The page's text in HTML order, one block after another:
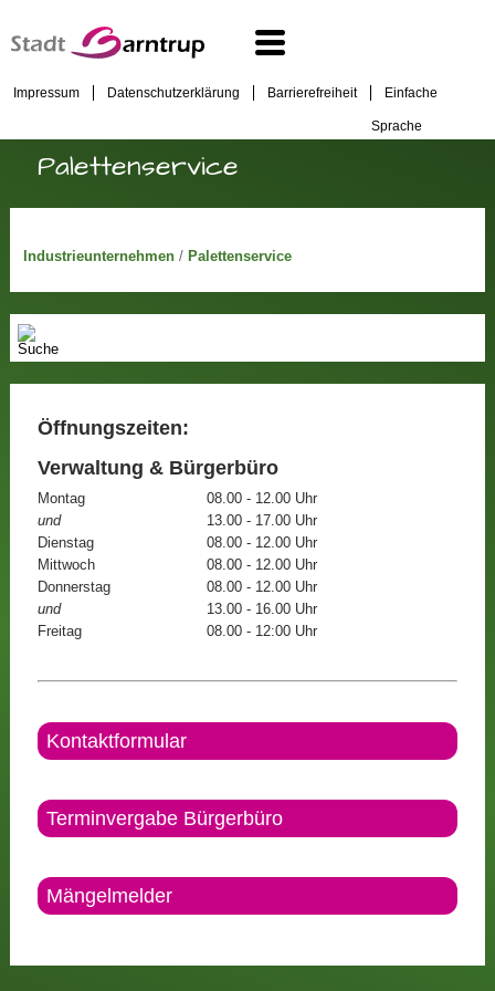
Impressum Datenschutzerklärung Barrierefreiheit Einfache
Sprache
Palettenservice
Industrieunternehmen/ Palettenservice
Öffnungszeiten:
Verwaltung & Bürgerbüro
Montag
08.00 - 12.00 Uhr
und
13.00 - 17.00 Uhr
Dienstag
08.00 - 12.00 Uhr
Mittwoch
08.00 - 12.00 Uhr
Donnerstag
08.00 - 12.00 Uhr
und
13.00 - 16.00 Uhr
Freitag
08.00 - 12:00 Uhr
Kontaktformular
Terminvergabe Bürgerbüro
Mängelmelder